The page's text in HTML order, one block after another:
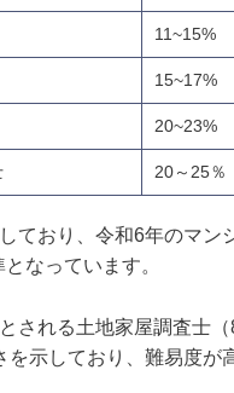
11~15%
15~17%
20~23%
20～25％
ており、令和6年のマン
なっています。
される土地家屋調査士（
示しており、難易度が